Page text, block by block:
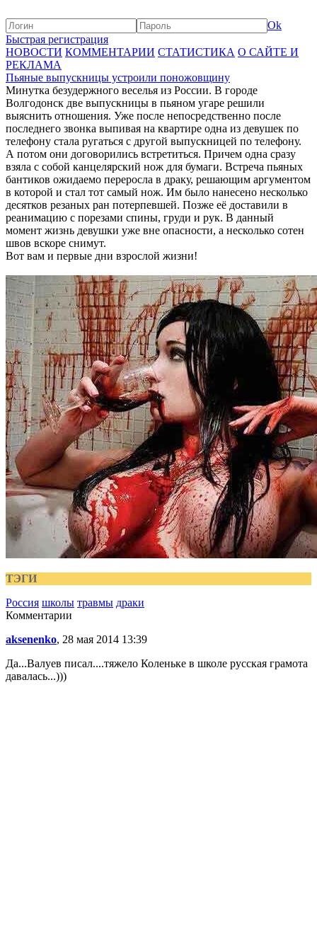
Ok
Быстрая регистрация
НОВОСТИ КОММЕНТАРИИ СТАТИСТИКА О САЙТЕ И
РЕКЛАМА
Пьяные выпускницы устроили поножовщину
Минутка безудержного веселья из России. В городе
Волгодонск две выпускницы в пьяном угаре решили
выяснить отношения. Уже после непосредственно после
последнего звонка выпивая на квартире одна из девушек по
телефону стала ругаться с другой выпускницей по телефону.
А потом они договорились встретиться. Причем одна сразу
взяла с собой канцелярский нож для бумаги. Встреча пьяных
бантиков ожидаемо переросла в драку, решающим аргументом
в которой и стал тот самый нож. Им было нанесено несколько
десятков резаных ран потерпевшей. Позже её доставили в
реанимацию с порезами спины, груди и рук. В данный
момент жизнь девушки уже вне опасности, а несколько сотен
швов вскоре снимут.
Вот вам и первые дни взрослой жизни!
ТЭГИ
Россия школы травмы драки
Комментарии
aksenenko, 28 мая 2014 13:39
Да...Валуев писал....тяжело Коленьке в школе русская грамота
давалась...)))